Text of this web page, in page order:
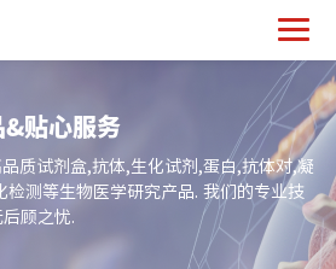
&贴心服务
质试剂盒,抗体,生化试剂,蛋白,抗体对,凝
检测等生物医学研究产品. 我们的专业技
顾之忧.